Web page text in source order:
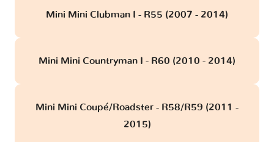
Mini Mini Clubman I - R55 (2007 - 2014)
Mini Mini Countryman I - R60 (2010 - 2014)
Mini Mini Coupé/Roadster - R58/R59 (2011 -
2015)